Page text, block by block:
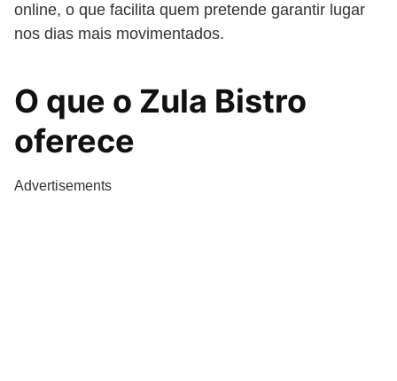
online, o que facilita quem pretende garantir lugar
nos dias mais movimentados.
O que o Zula Bistro
oferece
Advertisements